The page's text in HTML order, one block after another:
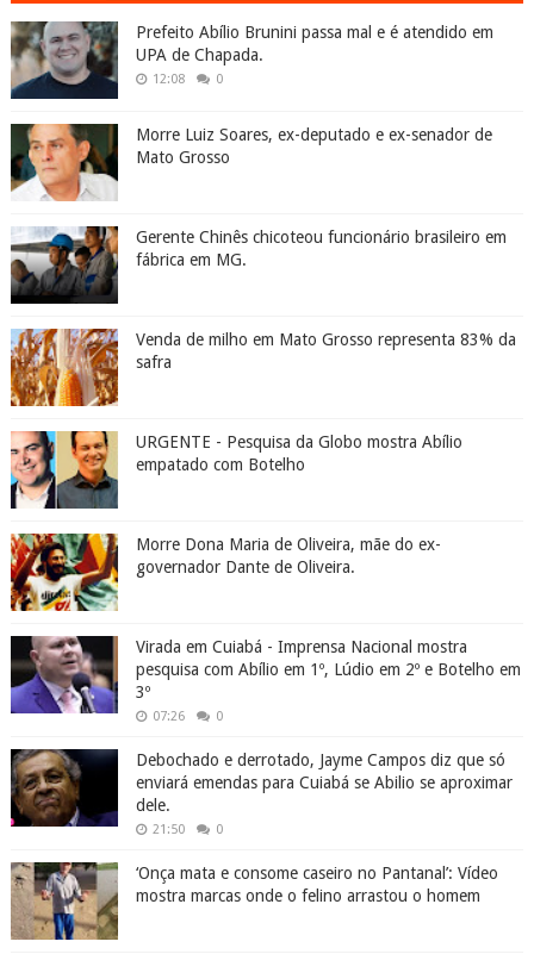
Prefeito Abílio Brunini passa mal e é atendido em
UPA de Chapada.
12:08 0
Morre Luiz Soares, ex-deputado e ex-senador de
Mato Grosso
Gerente Chinês chicoteou funcionário brasileiro em
fábrica em MG.
Venda de milho em Mato Grosso representa 83% da
safra
URGENTE - Pesquisa da Globo mostra Abílio
empatado com Botelho
Morre Dona Maria de Oliveira, mãe do ex-
governador Dante de Oliveira.
Virada em Cuiabá - Imprensa Nacional mostra
pesquisa com Abílio em 1º, Lúdio em 2º e Botelho em
3º
07:26 0
Debochado e derrotado, Jayme Campos diz que só
enviará emendas para Cuiabá se Abilio se aproximar
dele.
21:50 0
‘Onça mata e consome caseiro no Pantanal’: Vídeo
mostra marcas onde o felino arrastou o homem